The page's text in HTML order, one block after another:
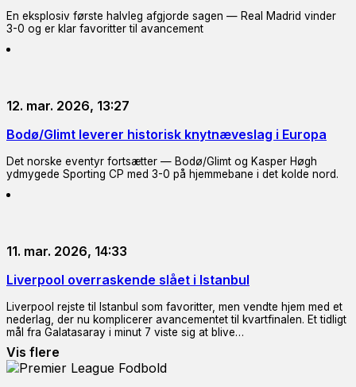
En eksplosiv første halvleg afgjorde sagen — Real Madrid vinder
3-0 og er klar favoritter til avancement
12. mar. 2026, 13:27
Bodø/Glimt leverer historisk knytnæveslag i Europa
Det norske eventyr fortsætter — Bodø/Glimt og Kasper Høgh
ydmygede Sporting CP med 3-0 på hjemmebane i det kolde nord.
11. mar. 2026, 14:33
Liverpool overraskende slået i Istanbul
Liverpool rejste til Istanbul som favoritter, men vendte hjem med et
nederlag, der nu komplicerer avancementet til kvartfinalen. Et tidligt
mål fra Galatasaray i minut 7 viste sig at blive…
Vis flere